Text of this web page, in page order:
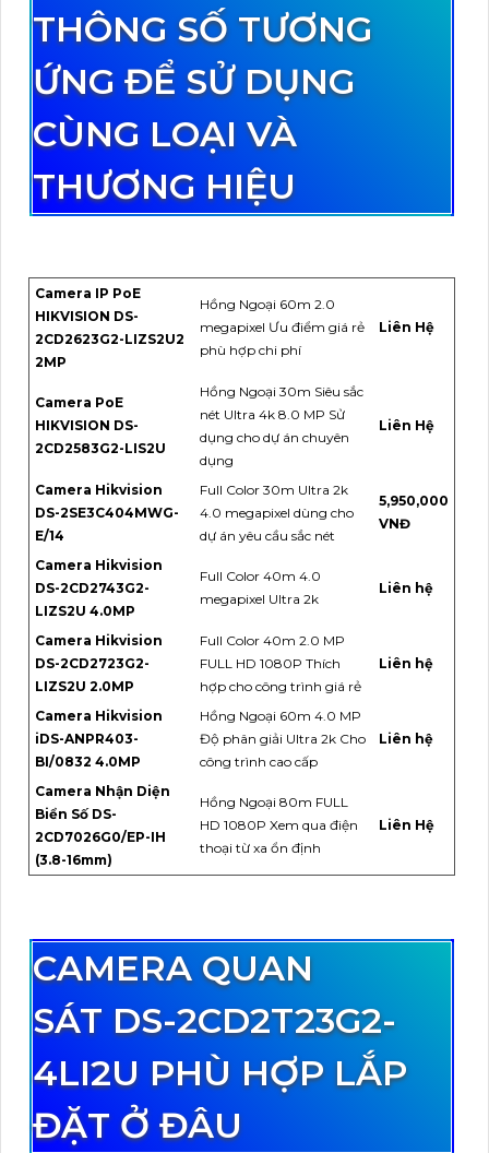
THÔNG SỐ TƯƠNG
ỨNG ĐỂ SỬ DỤNG
CÙNG LOẠI VÀ
THƯƠNG HIỆU
Camera IP PoE
HIKVISION DS-
2CD2623G2-LIZS2U2
2MP
Hồng Ngoại 60m 2.0
megapixel Ưu điểm giá rẻ
phù hợp chi phí
Liên Hệ
Camera PoE
HIKVISION DS-
2CD2583G2-LIS2U
Hồng Ngoại 30m Siêu sắc
nét Ultra 4k 8.0 MP Sử
dụng cho dự án chuyên
dụng
Liên Hệ
Camera Hikvision
DS-2SE3C404MWG-
E/14
Full Color 30m Ultra 2k
4.0 megapixel dùng cho
dự án yêu cầu sắc nét
5,950,000
VNĐ
Camera Hikvision
DS-2CD2743G2-
LIZS2U 4.0MP
Full Color 40m 4.0
megapixel Ultra 2k
Liên hệ
Camera Hikvision
DS-2CD2723G2-
LIZS2U 2.0MP
Full Color 40m 2.0 MP
FULL HD 1080P Thích
hợp cho công trình giá rẻ
Liên hệ
Camera Hikvision
iDS-ANPR403-
BI/0832 4.0MP
Hồng Ngoại 60m 4.0 MP
Độ phân giải Ultra 2k Cho
công trình cao cấp
Liên hệ
Camera Nhận Diện
Biển Số DS-
2CD7026G0/EP-IH
(3.8-16mm)
Hồng Ngoại 80m FULL
HD 1080P Xem qua điện
thoại từ xa ổn định
Liên Hệ
CAMERA QUAN
SÁT DS-2CD2T23G2-
4LI2U PHÙ HỢP LẮP
ĐẶT Ở ĐÂU